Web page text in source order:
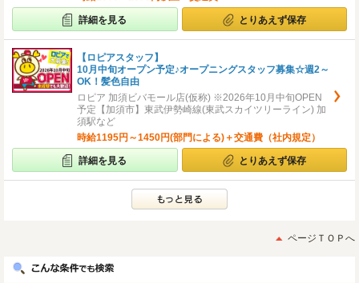
詳細を見る とりあえず保存
【ロピアスタッフ】
10月中旬オープン予定♪オープニングスタッフ募集☆週2～
OK！髪色自由
ロピア 加須ビバモール店(仮称) ※2026年10月中旬OPEN
予定【加須市】東武伊勢崎線(東武スカイツリーライン) 加
須駅など
時給1195円～1450円(部門による)＋交通費（社内規定）
詳細を見る とりあえず保存
ページＴＯＰへ